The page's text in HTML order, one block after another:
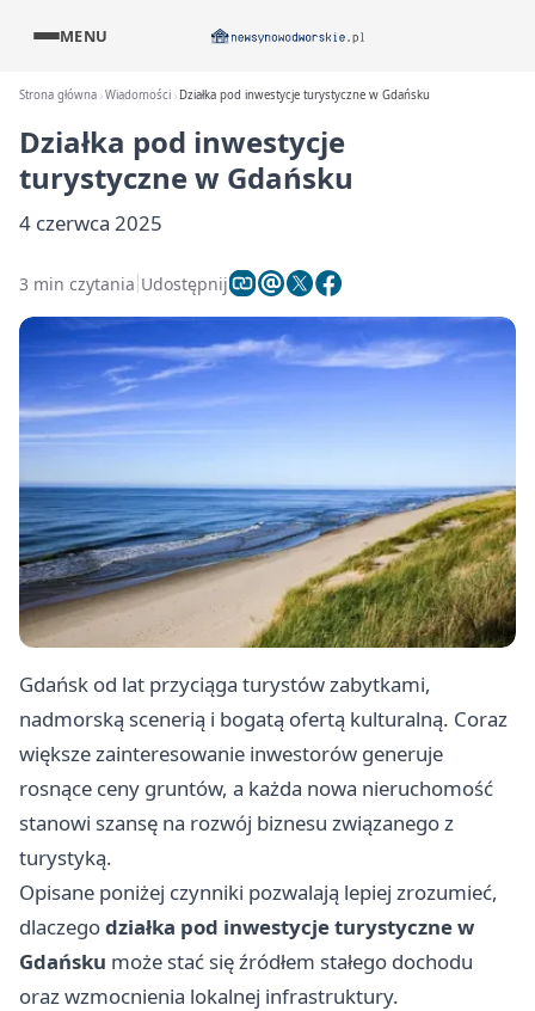
MENU
Strona główna Wiadomości Działka pod inwestycje turystyczne w Gdańsku
Działka pod inwestycje
turystyczne w Gdańsku
4 czerwca 2025
3 min czytania Udostępnij
Gdańsk od lat przyciąga turystów zabytkami,
nadmorską scenerią i bogatą ofertą kulturalną. Coraz
większe zainteresowanie inwestorów generuje
rosnące ceny gruntów, a każda nowa nieruchomość
stanowi szansę na rozwój biznesu związanego z
turystyką.
Opisane poniżej czynniki pozwalają lepiej zrozumieć,
dlaczegodziałka pod inwestycje turystyczne w
Gdańsku może stać się źródłem stałego dochodu
oraz wzmocnienia lokalnej infrastruktury.